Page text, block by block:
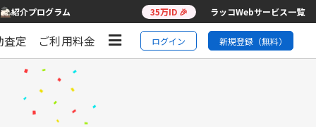
紹介プログラム 35万ID 🎉 ラッコWebサービス一覧
査定 ご利用料金 ログイン 新規登録（無料）